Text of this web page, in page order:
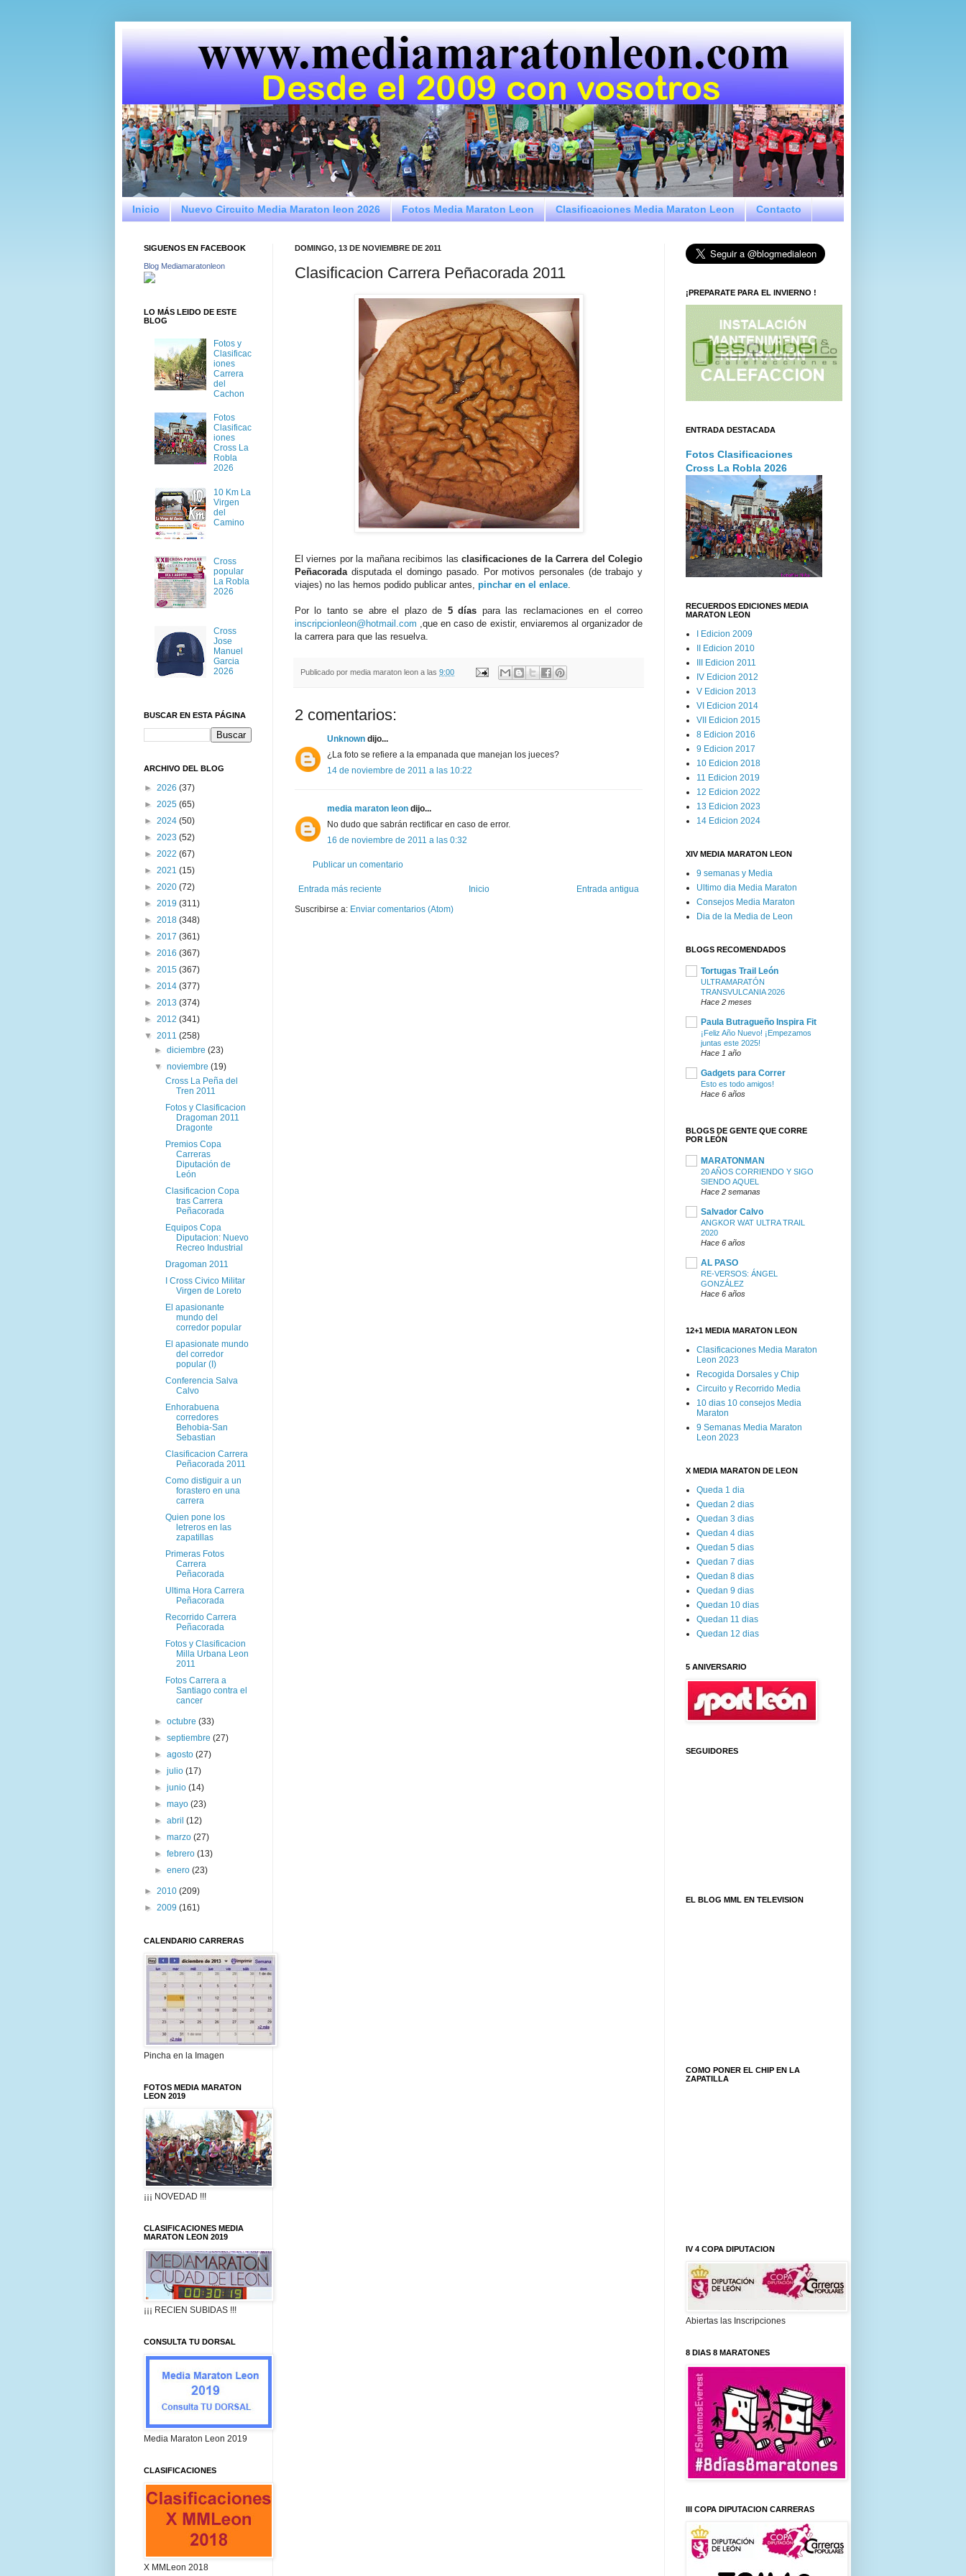
Inicio Nuevo Circuito Media Maraton leon 2026 Fotos Media Maraton Leon Clasificaciones Media Maraton Leon Contacto
DOMINGO, 13 DE NOVIEMBRE DE 2011
Clasificacion Carrera Peñacorada 2011
El viernes por la mañana recibimos las clasificaciones de la Carrera del Colegio
Peñacoradadisputada el domingo pasado. Por motivos personales (de trabajo y
viajes) no las hemos podido publicar antes, pinchar en el enlace.
Por lo tanto se abre el plazo de 5 días para las reclamaciones en el correo
inscripcionleon@hotmail.com ,que en caso de existir, enviaremos al organizador de
la carrera para que las resuelva.
Publicado por media maraton leon a las 9:00
2 comentarios:
Unknown dijo...
¿La foto se refiere a la empanada que manejan los jueces?
14 de noviembre de 2011 a las 10:22
media maraton leon dijo...
No dudo que sabrán rectificar en caso de error.
16 de noviembre de 2011 a las 0:32
Publicar un comentario
Entrada más reciente Entrada antigua
Inicio
Suscribirse a: Enviar comentarios (Atom)
SIGUENOS EN FACEBOOK
Blog Mediamaratonleon
LO MÁS LEIDO DE ESTE
BLOG
Fotos y
Clasificac
iones
Carrera
del
Cachon
Fotos
Clasificac
iones
Cross La
Robla
2026
10 Km La
Virgen
del
Camino
Cross
popular
La Robla
2026
Cross
Jose
Manuel
Garcia
2026
BUSCAR EN ESTA PÁGINA
ARCHIVO DEL BLOG
► 2026 (37)
► 2025 (65)
► 2024 (50)
► 2023 (52)
► 2022 (67)
► 2021 (15)
► 2020 (72)
► 2019 (311)
► 2018 (348)
► 2017 (361)
► 2016 (367)
► 2015 (367)
► 2014 (377)
► 2013 (374)
► 2012 (341)
▼ 2011 (258)
►diciembre(23)
▼noviembre(19)
Cross La Peña del
Tren 2011
Fotos y Clasificacion
Dragoman 2011
Dragonte
Premios Copa
Carreras
Diputación de
León
Clasificacion Copa
tras Carrera
Peñacorada
Equipos Copa
Diputacion: Nuevo
Recreo Industrial
Dragoman 2011
I Cross Civico Militar
Virgen de Loreto
El apasionante
mundo del
corredor popular
El apasionate mundo
del corredor
popular (I)
Conferencia Salva
Calvo
Enhorabuena
corredores
Behobia-San
Sebastian
Clasificacion Carrera
Peñacorada 2011
Como distiguir a un
forastero en una
carrera
Quien pone los
letreros en las
zapatillas
Primeras Fotos
Carrera
Peñacorada
Ultima Hora Carrera
Peñacorada
Recorrido Carrera
Peñacorada
Fotos y Clasificacion
Milla Urbana Leon
2011
Fotos Carrera a
Santiago contra el
cancer
►octubre(33)
►septiembre(27)
►agosto(27)
►julio(17)
►junio(14)
►mayo(23)
►abril(12)
►marzo(27)
►febrero(13)
►enero(23)
► 2010 (209)
► 2009 (161)
CALENDARIO CARRERAS
Pincha en la Imagen
FOTOS MEDIA MARATON
LEON 2019
¡¡¡ NOVEDAD !!!
CLASIFICACIONES MEDIA
MARATON LEON 2019
¡¡¡ RECIEN SUBIDAS !!!
CONSULTA TU DORSAL
Media Maraton Leon 2019
CLASIFICACIONES
X MMLeon 2018
¡PREPARATE PARA EL INVIERNO !
ENTRADA DESTACADA
Fotos Clasificaciones
Cross La Robla 2026
RECUERDOS EDICIONES MEDIA
MARATON LEON
I Edicion 2009
II Edicion 2010
III Edicion 2011
IV Edicion 2012
V Edicion 2013
VI Edicion 2014
VII Edicion 2015
8 Edicion 2016
9 Edicion 2017
10 Edicion 2018
11 Edicion 2019
12 Edicion 2022
13 Edicion 2023
14 Edicion 2024
XIV MEDIA MARATON LEON
9 semanas y Media
Ultimo dia Media Maraton
Consejos Media Maraton
Dia de la Media de Leon
BLOGS RECOMENDADOS
Tortugas Trail León
ULTRAMARATÓN
TRANSVULCANIA 2026
Hace 2 meses
Paula Butragueño Inspira Fit
¡Feliz Año Nuevo! ¡Empezamos
juntas este 2025!
Hace 1 año
Gadgets para Correr
Esto es todo amigos!
Hace 6 años
BLOGS DE GENTE QUE CORRE
POR LEÓN
MARATONMAN
20 AÑOS CORRIENDO Y SIGO
SIENDO AQUEL
Hace 2 semanas
Salvador Calvo
ANGKOR WAT ULTRA TRAIL
2020
Hace 6 años
AL PASO
RE-VERSOS: ÁNGEL
GONZÁLEZ
Hace 6 años
12+1 MEDIA MARATON LEON
Clasificaciones Media Maraton
Leon 2023
Recogida Dorsales y Chip
Circuito y Recorrido Media
10 dias 10 consejos Media
Maraton
9 Semanas Media Maraton
Leon 2023
X MEDIA MARATON DE LEON
Queda 1 dia
Quedan 2 dias
Quedan 3 dias
Quedan 4 dias
Quedan 5 dias
Quedan 7 dias
Quedan 8 dias
Quedan 9 dias
Quedan 10 dias
Quedan 11 dias
Quedan 12 dias
5 ANIVERSARIO
SEGUIDORES
EL BLOG MML EN TELEVISION
COMO PONER EL CHIP EN LA
ZAPATILLA
IV 4 COPA DIPUTACION
Abiertas las Inscripciones
8 DIAS 8 MARATONES
III COPA DIPUTACION CARRERAS